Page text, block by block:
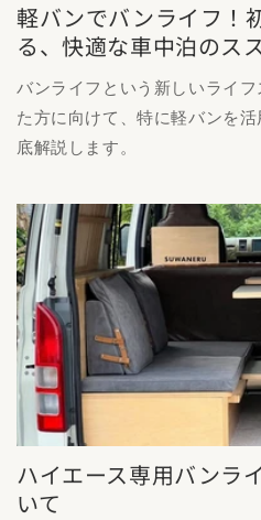
軽バンでバンライフ！
る、快適な車中泊のス
バンライフという新しいライ
た方に向けて、特に軽バンを
底解説します。
ハイエース専用バンラ
いて